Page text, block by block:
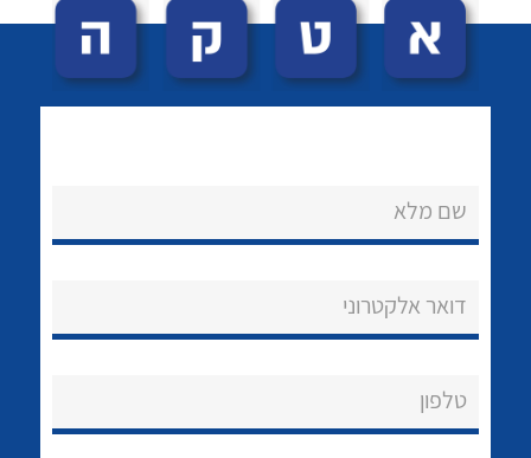
הצוות שלנו
שירותי תמיכה
שם מלא
דואר אלקטרוני
טלפון